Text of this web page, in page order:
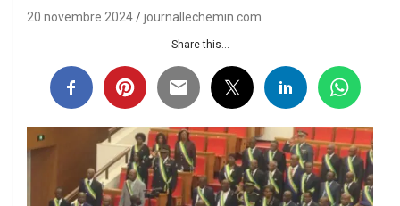
20 novembre 2024 journallechemin.com
Share this...